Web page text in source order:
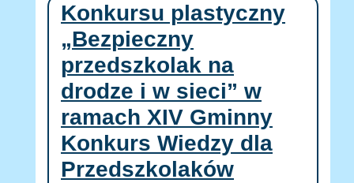
Konkursu plastyczny
„Bezpieczny
przedszkolak na
drodze i w sieci” w
ramach XIV Gminny
Konkurs Wiedzy dla
Przedszkolaków